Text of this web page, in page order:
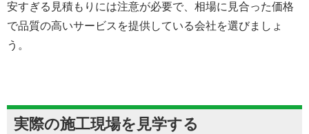
安すぎる見積もりには注意が必要で、相場に見合った価格
で品質の高いサービスを提供している会社を選びましょ
う。
実際の施工現場を見学する